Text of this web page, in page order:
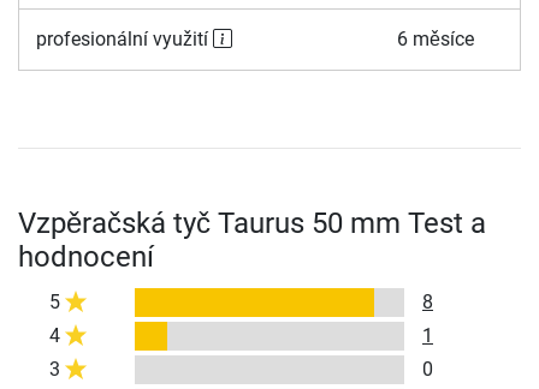
profesionální využití 6 měsíce
Vzpěračská tyč Taurus 50 mm Test a
hodnocení
5
8
4
1
3
0